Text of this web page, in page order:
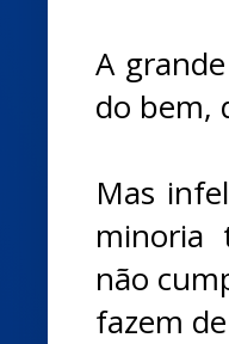
A
do bem,
Mas
minoria
não
fazem